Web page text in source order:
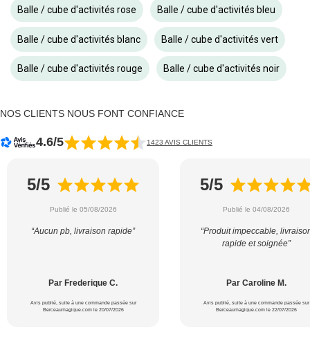
Balle / cube d'activités rose Balle / cube d'activités bleu
Balle / cube d'activités blanc Balle / cube d'activités vert
Balle / cube d'activités rouge Balle / cube d'activités noir
NOS CLIENTS NOUS FONT CONFIANCE
4.6/5 1423 AVIS CLIENTS
5/5
Publié le 05/08/2026
“Aucun pb, livraison rapide”
Par Frederique C.
Avis publié, suite à une commande passée sur
Berceaumagique.com le 20/07/2026
5/5
Publié le 04/08/2026
“Produit impeccable,
rapide et soignée”
Par Caroline M.
Avis publié, suite à une commande passée sur
Berceaumagique.com le 22/07/2026